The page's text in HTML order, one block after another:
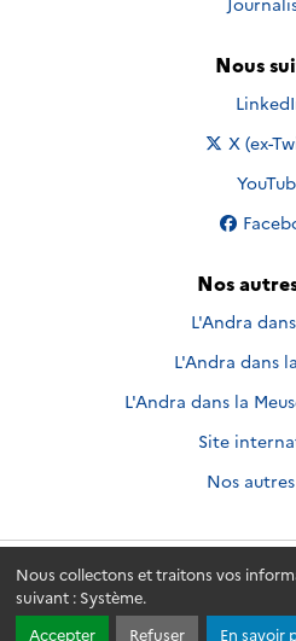
Nous collectons et traitons vos
suivant : Système.
Accepter
Refuser En savoir
Nous
Nous
Nous
X (ex-
Nous
Nous
Nos
L'Andra
L'Andra dans
L'Andra dans la
Site
Nos
Andra.fr © 2026 - Andra.